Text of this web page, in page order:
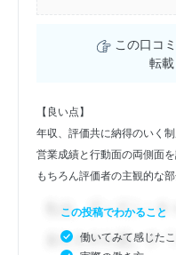
この口コ
転載
【良い点】
年収、評価共に納得のいく
営業成績と行動面の両側面
もちろん評価者の主観的な
この投稿でわかること
働いてみて感じた